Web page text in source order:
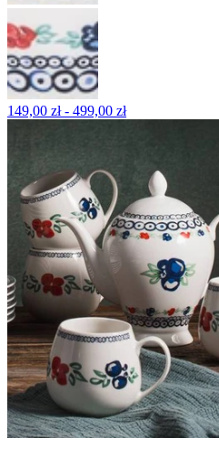
149,00 zł - 499,00 zł